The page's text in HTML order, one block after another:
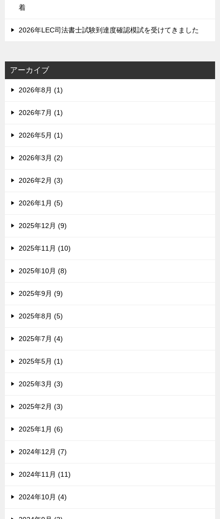
着
2026年LEC司法書士試験到達度確認模試を受けてきました
アーカイブ
2026年8月 (1)
2026年7月 (1)
2026年5月 (1)
2026年3月 (2)
2026年2月 (3)
2026年1月 (5)
2025年12月 (9)
2025年11月 (10)
2025年10月 (8)
2025年9月 (9)
2025年8月 (5)
2025年7月 (4)
2025年5月 (1)
2025年3月 (3)
2025年2月 (3)
2025年1月 (6)
2024年12月 (7)
2024年11月 (11)
2024年10月 (4)